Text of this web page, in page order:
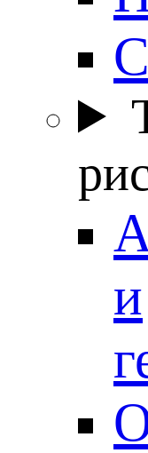
и